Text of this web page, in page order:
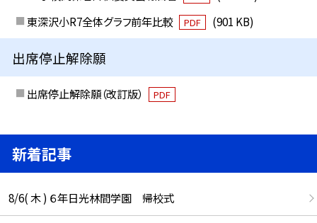
東深沢小R7全体グラフ前年比較
PDF (901 KB)
出席停止解除願
出席停止解除願（改訂版） PDF
新着記事
8/6( 木 ) ６年日光林間学園 帰校式